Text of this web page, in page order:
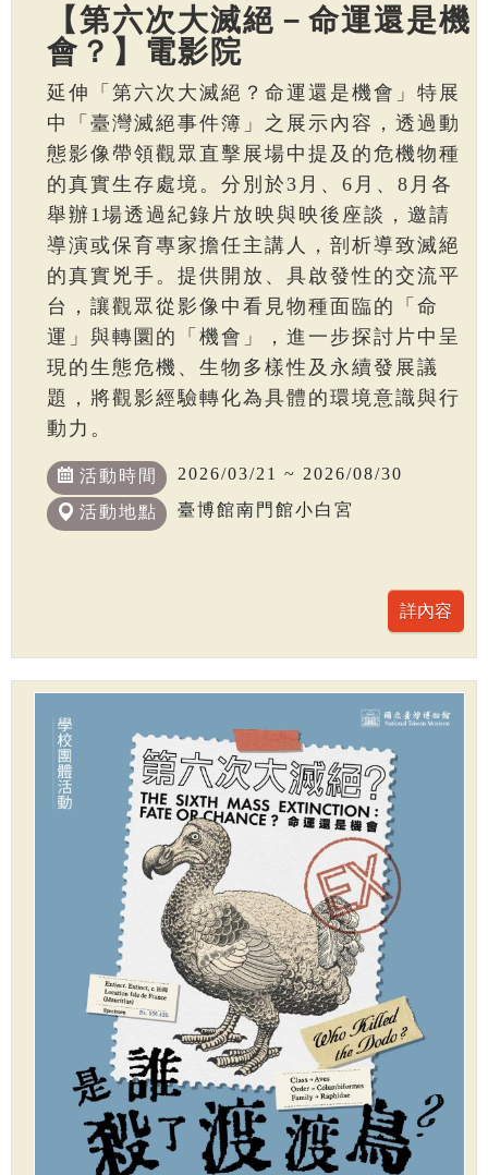
【第六次大滅絕－命運還是機
會？】電影院
延伸「第六次大滅絕？命運還是機會」特展
中「臺灣滅絕事件簿」之展示內容，透過動
態影像帶領觀眾直擊展場中提及的危機物種
的真實生存處境。分別於3月、6月、8月各
舉辦1場透過紀錄片放映與映後座談，邀請
導演或保育專家擔任主講人，剖析導致滅絕
的真實兇手。提供開放、具啟發性的交流平
台，讓觀眾從影像中看見物種面臨的「命
運」與轉圜的「機會」，進一步探討片中呈
現的生態危機、生物多樣性及永續發展議
題，將觀影經驗轉化為具體的環境意識與行
動力。
活動時間 2026/03/21 ~ 2026/08/30
活動地點 臺博館南門館小白宮